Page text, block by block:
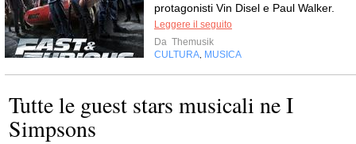
protagonisti Vin Disel e Paul Walker.
Leggere il seguito
Da Themusik
CULTURA MUSICA
Tutte le guest stars musicali ne I
Simpsons